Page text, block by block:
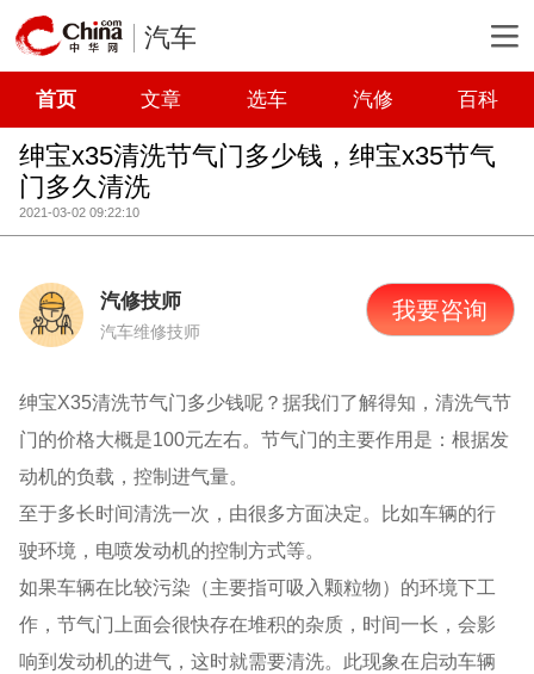
汽车
首页 文章 选车 汽修 百科
绅宝x35清洗节气门多少钱，绅宝x35节气
门多久清洗
2021-03-02 09:22:10
汽修技师
汽车维修技师
我要咨询
绅宝X35清洗节气门多少钱呢？据我们了解得知，清洗气节
门的价格大概是100元左右。节气门的主要作用是：根据发
动机的负载，控制进气量。
至于多长时间清洗一次，由很多方面决定。比如车辆的行
驶环境，电喷发动机的控制方式等。
如果车辆在比较污染（主要指可吸入颗粒物）的环境下工
作，节气门上面会很快存在堆积的杂质，时间一长，会影
响到发动机的进气，这时就需要清洗。此现象在启动车辆